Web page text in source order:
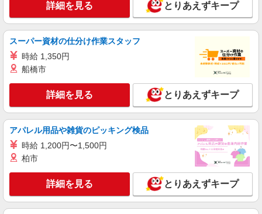
神崎川駅◆サ高住スタッフ◆穏やかな職場×週
3〜×残業なし
時給1550円〜2187円 ＜日払い有/週払い有/交
キープ 詳細を見る
派遣社員
株式会社kotrio /●OS-H1-1957192
十三駅★シフト柔軟で長く働きやすいシニア向
時給1550円〜2187円 ＜日払い有/週払い有/交
通費全支給(ガソリン代含む)＞
淀川区
詳細を見る とりあえずキープ
スーパー資材の仕分け作業スタッフ
時給 1,350円
船橋市
詳細を見る とりあえずキープ
アパレル用品や雑貨のピッキング検品
時給 1,200円〜1,500円
柏市
詳細を見る とりあえずキープ